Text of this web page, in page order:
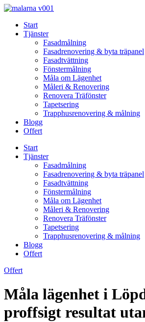
Skip
contentStart
Tjänster
Fasadmålning
Fasadrenovering & byta träpanel
Fasadtvättning
Fönstermålning
Måla om Lägenhet
Måleri & Renovering
Renovera Träfönster
Tapetsering
Trapphusrenovering & målning
Blogg
Offert
Start
Tjänster
Fasadmålning
Fasadrenovering & byta träpanel
Fasadtvättning
Fönstermålning
Måla om Lägenhet
Måleri & Renovering
Renovera Träfönster
Tapetsering
Trapphusrenovering & målning
Blogg
Offert
Offert
Måla lägenhet i
proffsigt resultat